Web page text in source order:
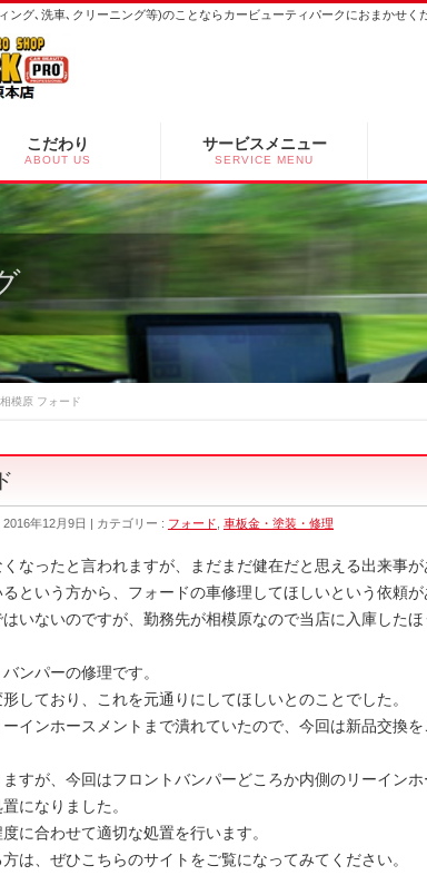
グ､洗車､クリーニング等)のことならカービューティパークにおまかせく
こだわり
ABOUT US
サービスメニュー
SERVICE MENU
模原 フォード
年12月9日 カテゴリー : フォード 車板金・塗装・修理
なったと言われますが、まだまだ健在だと思える出来事が
という方から、フォードの車修理してほしいという依頼が
いないのですが、勤務先が相模原なので当店に入庫した
ンパーの修理です。
しており、これを元通りにしてほしいとのことでした。
インホースメントまで潰れていたので、今回は新品交換
すが、今回はフロントバンパーどころか内側のリーイン
になりました。
に合わせて適切な処置を行います。
は、ぜひこちらのサイトをご覧になってみてください。